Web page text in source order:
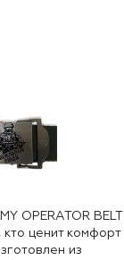
OPERATOR
кто ценит комфорт
из